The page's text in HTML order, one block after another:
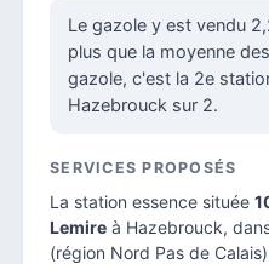
Le gazole y est vendu
plus que la moyenne
gazole, c'est la 2e
Hazebrouck sur 2.
SERVICES PROPOSÉS
La station essence située
Lemire à Hazebrouck,
(région Nord Pas de